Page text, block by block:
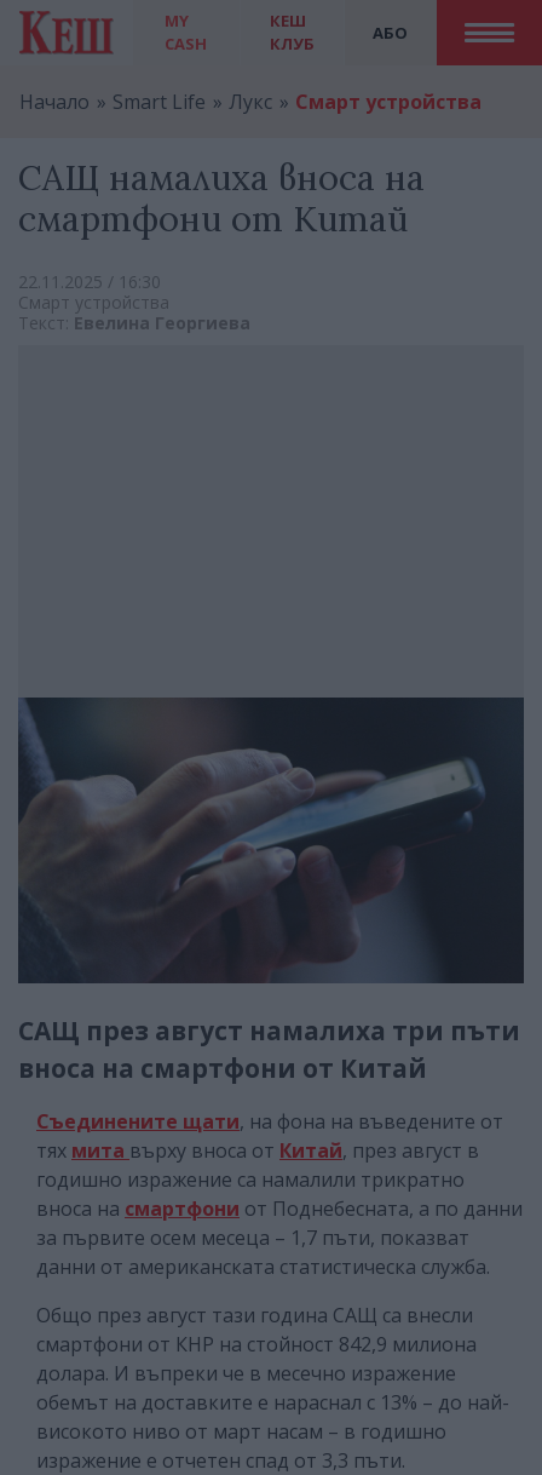
MY
CASH
АБО
КЕШ
КЛУБ
Начало Smart Life Лукс Смарт устройства
САЩ намалиха вноса на
смартфони от Китай
22.11.2025 / 16:30
Смарт устройства
Текст: Евелина Георгиева
САЩ през август намалиха три пъти
вноса на смартфони от Китай
Съединените щати, на фона на въведените от
тях мита върху вноса от Китай, през август в
годишно изражение са намалили трикратно
вноса на смартфони от Поднебесната, а по данни
за първите осем месеца – 1,7 пъти, показват
данни от американската статистическа служба.
Общо през август тази година САЩ са внесли
смартфони от КНР на стойност 842,9 милиона
долара. И въпреки че в месечно изражение
обемът на доставките е нараснал с 13% – до най-
високото ниво от март насам – в годишно
изражение е отчетен спад от 3,3 пъти.